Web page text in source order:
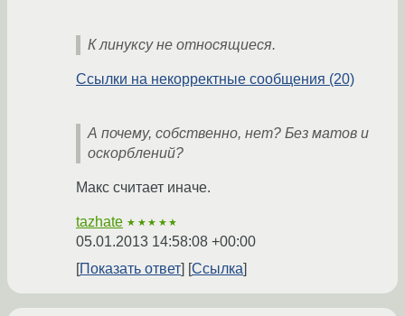
К линуксу не относящиеся.
Ссылки на некорректные сообщения (20)
А почему, собственно, нет? Без матов и
оскорблений?
Макс считает иначе.
tazhate ★★★★★
05.01.2013 14:58:08 +00:00
Показать ответ
Ссылка